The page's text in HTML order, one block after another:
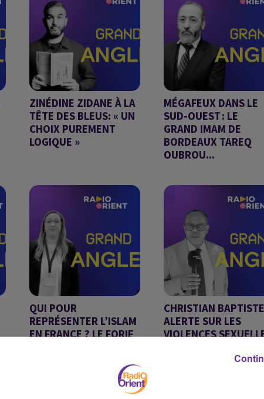
ZINÉDINE ZIDANE À LA
TÊTE DES BLEUS: « UN
CHOIX PUREMENT
LOGIQUE »
MÉGAFEUX DANS LE
SUD-OUEST : LE
GRAND IMAM DE
BORDEAUX TAREQ
OUBROU...
28/07/2026
QUI POUR
REPRÉSENTER L’ISLAM
EN FRANCE ? LE FORIF
CHRISTIAN BAPTISTE
ALERTE SUR LES
VIOLENCES